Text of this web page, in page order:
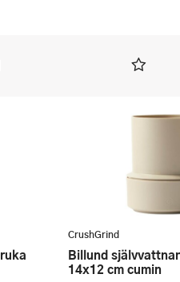
CrushGrind
Billund självvattnande örtkruka
14x12 cm cumin